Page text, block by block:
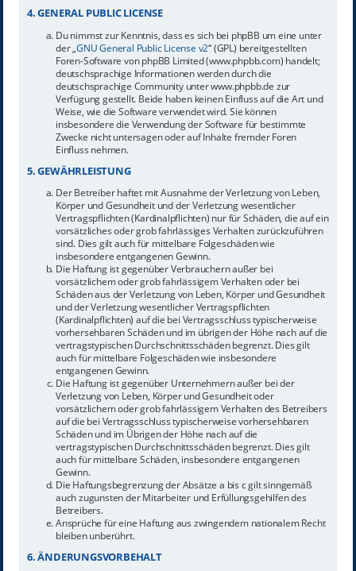
4. GENERAL PUBLIC LICENSE
Du nimmst zur Kenntnis, dass es sich bei phpBB um eine unter
der „GNU General Public License v2“ (GPL) bereitgestellten
Foren-Software von phpBB Limited (www.phpbb.com) handelt;
deutschsprachige Informationen werden durch die
deutschsprachige Community unter www.phpbb.de zur
Verfügung gestellt. Beide haben keinen Einfluss auf die Art und
Weise, wie die Software verwendet wird. Sie können
insbesondere die Verwendung der Software für bestimmte
Zwecke nicht untersagen oder auf Inhalte fremder Foren
Einfluss nehmen.
5. GEWÄHRLEISTUNG
Der Betreiber haftet mit Ausnahme der Verletzung von Leben,
Körper und Gesundheit und der Verletzung wesentlicher
Vertragspflichten (Kardinalpflichten) nur für Schäden, die auf ein
vorsätzliches oder grob fahrlässiges Verhalten zurückzuführen
sind. Dies gilt auch für mittelbare Folgeschäden wie
insbesondere entgangenen Gewinn.
Die Haftung ist gegenüber Verbrauchern außer bei
vorsätzlichem oder grob fahrlässigem Verhalten oder bei
Schäden aus der Verletzung von Leben, Körper und Gesundheit
und der Verletzung wesentlicher Vertragspflichten
(Kardinalpflichten) auf die bei Vertragsschluss typischerweise
vorhersehbaren Schäden und im übrigen der Höhe nach auf die
vertragstypischen Durchschnittsschäden begrenzt. Dies gilt
auch für mittelbare Folgeschäden wie insbesondere
entgangenen Gewinn.
Die Haftung ist gegenüber Unternehmern außer bei der
Verletzung von Leben, Körper und Gesundheit oder
vorsätzlichem oder grob fahrlässigem Verhalten des Betreibers
auf die bei Vertragsschluss typischerweise vorhersehbaren
Schäden und im Übrigen der Höhe nach auf die
vertragstypischen Durchschnittsschäden begrenzt. Dies gilt
auch für mittelbare Schäden, insbesondere entgangenen
Gewinn.
Die Haftungsbegrenzung der Absätze a bis c gilt sinngemäß
auch zugunsten der Mitarbeiter und Erfüllungsgehilfen des
Betreibers.
Ansprüche für eine Haftung aus zwingendem nationalem Recht
bleiben unberührt.
6. ÄNDERUNGSVORBEHALT